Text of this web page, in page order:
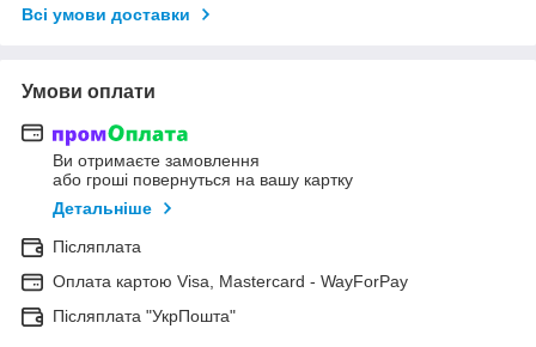
Всі умови доставки
Умови оплати
Ви отримаєте замовлення
або гроші повернуться на вашу картку
Детальніше
Післяплата
Оплата картою Visa, Mastercard - WayForPay
Післяплата "УкрПошта"